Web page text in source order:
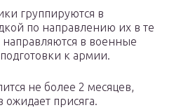
группируются в
по направлению их в те
в военные
к армии.
не более 2 месяцев,
ожидает присяга.